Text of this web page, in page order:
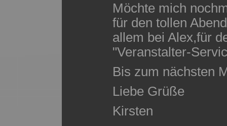
Möchte mich
für den tollen
allem bei Alex,für
"Veranstalter-
Bis zum nächsten
Liebe Grüße
Kirsten